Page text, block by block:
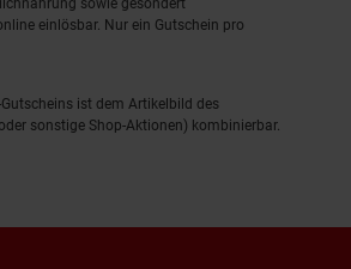
sowie gesondert
einlösbar. Nur ein Gutschein pro
ist dem Artikelbild des
sonstige Shop-Aktionen) kombinierbar.